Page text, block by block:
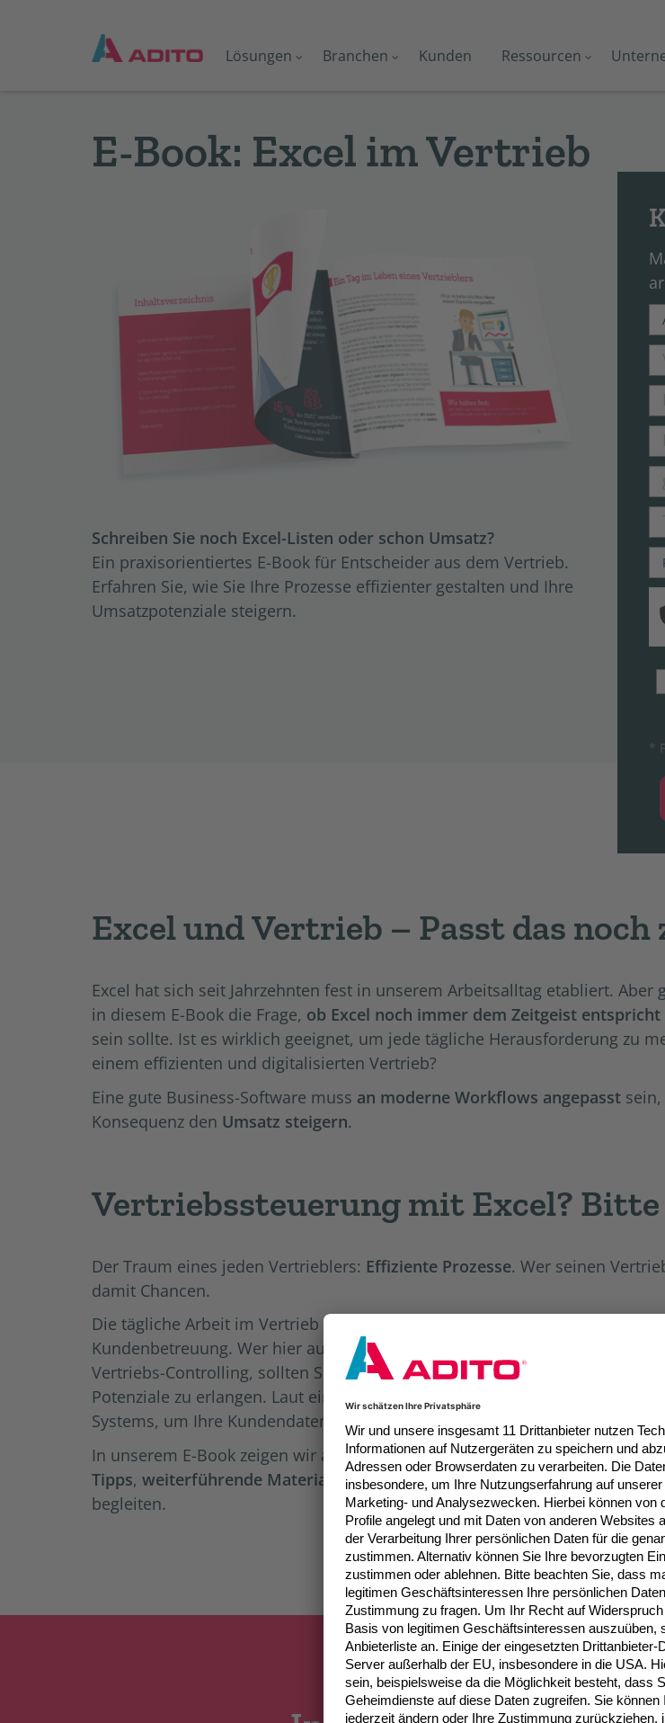
Lösungen Branchen Kunden Ressourcen
E-Book: Excel im Ver­trieb
Schrei­ben Sie noch Excel-Lis­ten oder schon Um­satz?
Ein pra­xis­ori­en­tier­tes E-Book für Ent­schei­der aus dem Ver­trieb.
Erfahren Sie, wie Sie Ihre Prozesse effizienter gestalten und Ihre
Umsatzpotenziale steigern.
*
Excel und Vertrieb – Passt das noch
Excel hat sich seit Jahrzehnten fest in unserem Arbeitsalltag etabliert.
in diesem E-Book die Frage, ob Excel noch immer dem Zeitgeist entspricht
sein sollte. Ist es wirklich geeignet, um jede tägliche Herausforderung zu
einem effizienten und digitalisierten Vertrieb?
Eine gute Business-Software muss an moderne Workflows angepasst
Konsequenz den Umsatz steigern.
Vertriebssteuerung mit Excel?
Der Traum eines jeden Vertrieblers: Effiziente Prozesse. Wer seinen
damit Chancen.
Die tägliche Arbeit im Vertrieb verlangt unter anderem die Priorisierung
Kundenbetreuung. Wer hier auf Excel setzt, wird allerdings nie das
Vertriebs-Controlling, sollten Sie auf ein ganzheitliches System
setzen,
Potenziale zu erlangen. Laut einerCRM-Studie aus 2019
setzen
Systems, um Ihre Kundendaten zu verwalten.
In unserem E-Book zeigen wir auf, wo die Grenzen von Excel liegen und
Tipps, weiterführende Materialienundkonkrete Schritte
begleiten.